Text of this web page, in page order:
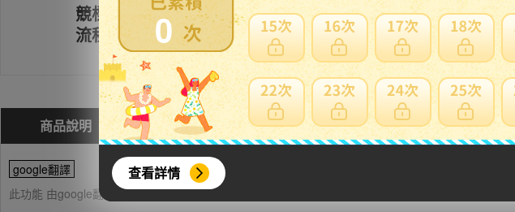
0
查看詳情
競標
流程
註冊會員 出價競標
商品說明 問與答(1) 費用試算 問題商品反映流程
google翻譯
此功能 由google翻譯提供參考，樂淘不保證翻譯內容之正確性，詳細問題說明請使用商品問與答